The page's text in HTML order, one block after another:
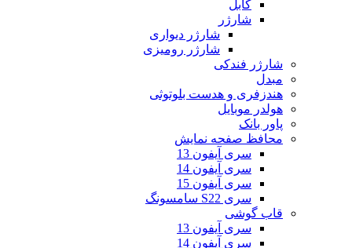
کابل
شارژر
شارژر دیواری
شارژر رومیزی
شارژر فندکی
مبدل
هندزفری و هدست بلوتوثی
هولدر موبایل
پاور بانک
محافظ صفحه نمایش
سری آیفون 13
سری آیفون 14
سری آیفون 15
سری S22 سامسونگ
قاب گوشی
سری آیفون 13
سری آیفون 14